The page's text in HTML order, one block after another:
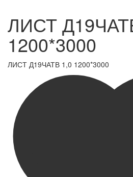
ЛИСТ
1200*3000
ЛИСТ Д19ЧАТВ 1,0 1200*3000